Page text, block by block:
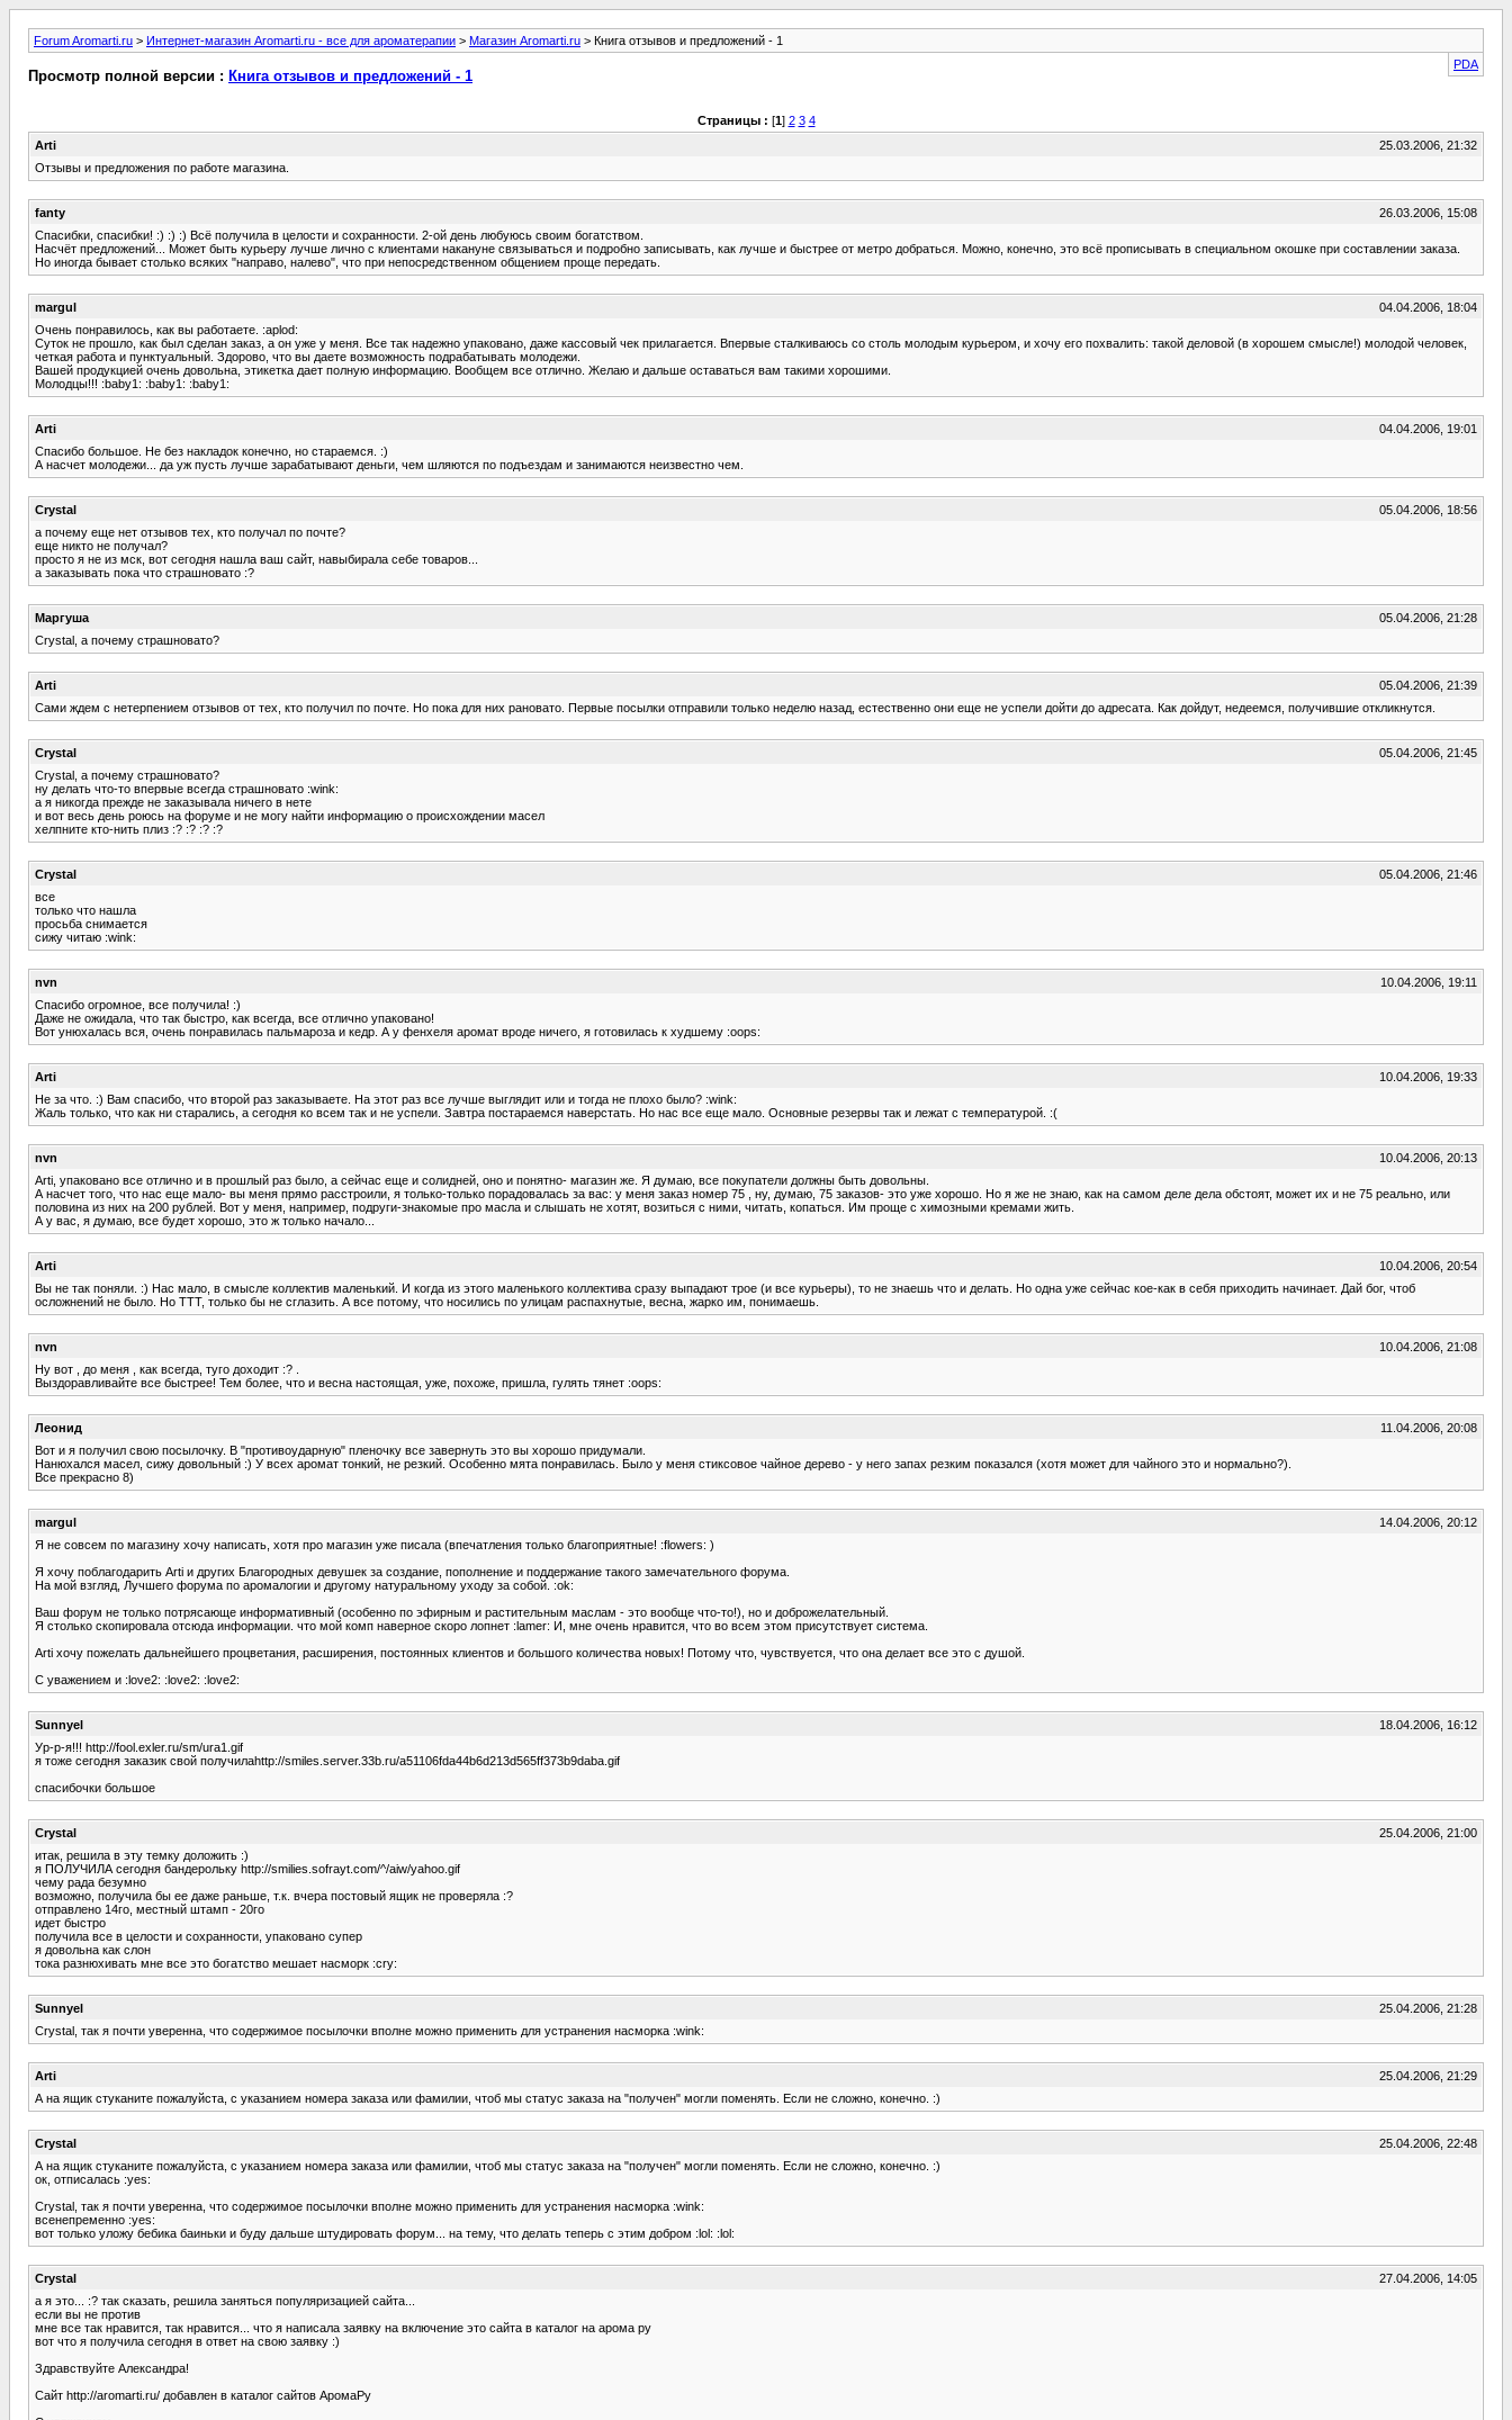
Forum Aromarti.ru > Интернет-магазин Aromarti.ru - все для ароматерапии > Магазин Aromarti.ru > Книга отзывов и предложений - 1
PDA
Просмотр полной версии : Книга отзывов и предложений - 1
Страницы : [1] 2 3 4
Arti
25.03.2006, 21:32
Отзывы и предложения по работе магазина.
fanty
26.03.2006, 15:08
Спасибки, спасибки! :) :) :) Всё получила в целости и сохранности. 2-ой день любуюсь своим богатством.
Насчёт предложений... Может быть курьеру лучше лично с клиентами накануне связываться и подробно записывать, как лучше и быстрее от метро добраться. Можно, конечно, это всё прописывать в специальном окошке при составлении заказа.
Но иногда бывает столько всяких "направо, налево", что при непосредственном общением проще передать.
margul
04.04.2006, 18:04
Очень понравилось, как вы работаете. :aplod:
Суток не прошло, как был сделан заказ, а он уже у меня. Все так надежно упаковано, даже кассовый чек прилагается. Впервые сталкиваюсь со столь молодым курьером, и хочу его похвалить: такой деловой (в хорошем смысле!) молодой человек,
четкая работа и пунктуальный. Здорово, что вы даете возможность подрабатывать молодежи.
Вашей продукцией очень довольна, этикетка дает полную информацию. Вообщем все отлично. Желаю и дальше оставаться вам такими хорошими.
Молодцы!!! :baby1: :baby1: :baby1:
Arti
04.04.2006, 19:01
Спасибо большое. Не без накладок конечно, но стараемся. :)
А насчет молодежи... да уж пусть лучше зарабатывают деньги, чем шляются по подъездам и занимаются неизвестно чем.
Crystal
05.04.2006, 18:56
а почему еще нет отзывов тех, кто получал по почте?
еще никто не получал?
просто я не из мск, вот сегодня нашла ваш сайт, навыбирала себе товаров...
а заказывать пока что страшновато :?
Маргуша
05.04.2006, 21:28
Crystal, а почему страшновато?
Arti
05.04.2006, 21:39
Сами ждем с нетерпением отзывов от тех, кто получил по почте. Но пока для них рановато. Первые посылки отправили только неделю назад, естественно они еще не успели дойти до адресата. Как дойдут, недеемся, получившие откликнутся.
Crystal
05.04.2006, 21:45
Crystal, а почему страшновато?
ну делать что-то впервые всегда страшновато :wink:
а я никогда прежде не заказывала ничего в нете
и вот весь день роюсь на форуме и не могу найти информацию о происхождении масел
хелпните кто-нить плиз :? :? :? :?
Crystal
05.04.2006, 21:46
все
только что нашла
просьба снимается
сижу читаю :wink:
nvn
10.04.2006, 19:11
Спасибо огромное, все получила! :)
Даже не ожидала, что так быстро, как всегда, все отлично упаковано!
Вот унюхалась вся, очень понравилась пальмароза и кедр. А у фенхеля аромат вроде ничего, я готовилась к худшему :oops:
Arti
10.04.2006, 19:33
Не за что. :) Вам спасибо, что второй раз заказываете. На этот раз все лучше выглядит или и тогда не плохо было? :wink:
Жаль только, что как ни старались, а сегодня ко всем так и не успели. Завтра постараемся наверстать. Но нас все еще мало. Основные резервы так и лежат с температурой. :(
nvn
10.04.2006, 20:13
Arti, упаковано все отлично и в прошлый раз было, а сейчас еще и солидней, оно и понятно- магазин же. Я думаю, все покупатели должны быть довольны.
А насчет того, что нас еще мало- вы меня прямо расстроили, я только-только порадовалась за вас: у меня заказ номер 75 , ну, думаю, 75 заказов- это уже хорошо. Но я же не знаю, как на самом деле дела обстоят, может их и не 75 реально, или
половина из них на 200 рублей. Вот у меня, например, подруги-знакомые про масла и слышать не хотят, возиться с ними, читать, копаться. Им проще с химозными кремами жить.
А у вас, я думаю, все будет хорошо, это ж только начало...
Arti
10.04.2006, 20:54
Вы не так поняли. :) Нас мало, в смысле коллектив маленький. И когда из этого маленького коллектива сразу выпадают трое (и все курьеры), то не знаешь что и делать. Но одна уже сейчас кое-как в себя приходить начинает. Дай бог, чтоб
осложнений не было. Но ТТТ, только бы не сглазить. А все потому, что носились по улицам распахнутые, весна, жарко им, понимаешь.
nvn
10.04.2006, 21:08
Ну вот , до меня , как всегда, туго доходит :? .
Выздоравливайте все быстрее! Тем более, что и весна настоящая, уже, похоже, пришла, гулять тянет :oops:
Леонид
11.04.2006, 20:08
Вот и я получил свою посылочку. В "противоударную" пленочку все завернуть это вы хорошо придумали.
Нанюхался масел, сижу довольный :) У всех аромат тонкий, не резкий. Особенно мята понравилась. Было у меня стиксовое чайное дерево - у него запах резким показался (хотя может для чайного это и нормально?).
Все прекрасно 8)
margul
14.04.2006, 20:12
Я не совсем по магазину хочу написать, хотя про магазин уже писала (впечатления только благоприятные! :flowers: )
Я хочу поблагодарить Arti и других Благородных девушек за создание, пополнение и поддержание такого замечательного форума.
На мой взгляд, Лучшего форума по аромалогии и другому натуральному уходу за собой. :ok:
Ваш форум не только потрясающе информативный (особенно по эфирным и растительным маслам - это вообще что-то!), но и доброжелательный.
Я столько скопировала отсюда информации. что мой комп наверное скоро лопнет :lamer: И, мне очень нравится, что во всем этом присутствует система.
Arti хочу пожелать дальнейшего процветания, расширения, постоянных клиентов и большого количества новых! Потому что, чувствуется, что она делает все это с душой.
С уважением и :love2: :love2: :love2:
Sunnyel
18.04.2006, 16:12
Ур-р-я!!! http://fool.exler.ru/sm/ura1.gif
я тоже сегодня заказик свой получилаhttp://smiles.server.33b.ru/a51106fda44b6d213d565ff373b9daba.gif
спасибочки большое
Crystal
25.04.2006, 21:00
итак, решила в эту темку доложить :)
я ПОЛУЧИЛА сегодня бандерольку http://smilies.sofrayt.com/^/aiw/yahoo.gif
чему рада безумно
возможно, получила бы ее даже раньше, т.к. вчера постовый ящик не проверяла :?
отправлено 14го, местный штамп - 20го
идет быстро
получила все в целости и сохранности, упаковано супер
я довольна как слон
тока разнюхивать мне все это богатство мешает насморк :cry:
Sunnyel
25.04.2006, 21:28
Crystal, так я почти уверенна, что содержимое посылочки вполне можно применить для устранения насморка :wink:
Arti
25.04.2006, 21:29
А на ящик стуканите пожалуйста, с указанием номера заказа или фамилии, чтоб мы статус заказа на "получен" могли поменять. Если не сложно, конечно. :)
Crystal
25.04.2006, 22:48
А на ящик стуканите пожалуйста, с указанием номера заказа или фамилии, чтоб мы статус заказа на "получен" могли поменять. Если не сложно, конечно. :)
ок, отписалась :yes:
Crystal, так я почти уверенна, что содержимое посылочки вполне можно применить для устранения насморка :wink:
всенепременно :yes:
вот только уложу бебика баиньки и буду дальше штудировать форум... на тему, что делать теперь с этим добром :lol: :lol:
Crystal
27.04.2006, 14:05
а я это... :? так сказать, решила заняться популяризацией сайта...
если вы не против
мне все так нравится, так нравится... что я написала заявку на включение это сайта в каталог на арома ру
вот что я получила сегодня в ответ на свою заявку :)
Здравствуйте Александра!
Сайт http://aromarti.ru/ добавлен в каталог сайтов АромаРу